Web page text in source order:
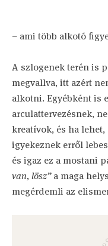
– ami több alkotó
A szlogenek terén is
megvallva, itt azért
alkotni. Egyébként is
arculattervezésnek,
kreatívok, és ha
igyekeznek erről
és igaz ez a mostani
van, lösz”a maga
megérdemli az